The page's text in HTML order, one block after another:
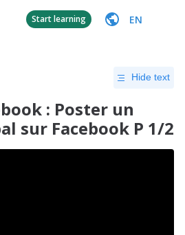
Start learning EN
Hide text
: Poster un
sur Facebook P 1/2